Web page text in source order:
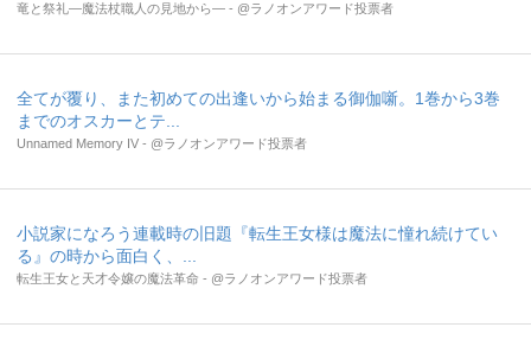
竜と祭礼―魔法杖職人の見地から― - @ラノオンアワード投票者
全てが覆り、また初めての出逢いから始まる御伽噺。1巻から3巻
までのオスカーとテ...
Unnamed Memory IV - @ラノオンアワード投票者
小説家になろう連載時の旧題『転生王女様は魔法に憧れ続けてい
る』の時から面白く、...
転生王女と天才令嬢の魔法革命 - @ラノオンアワード投票者